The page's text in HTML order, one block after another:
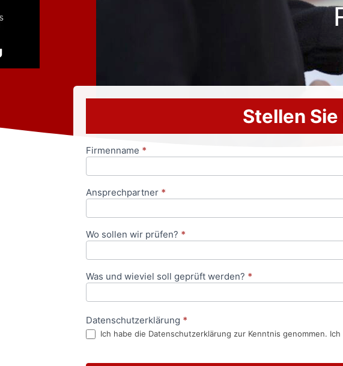
Stellen
Anfrageformular
Firmenname *
Ansprechpartner *
Wo sollen wir prüfen? *
Was und wieviel soll geprüft werden? *
Datenschutzerklärung *
Ich habe die Datenschutzerklärung zur Kenntnis genommen.